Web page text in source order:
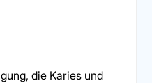
die Karies und